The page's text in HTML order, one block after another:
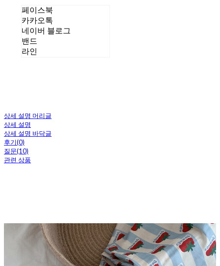
페이스북
카카오톡
네이버 블로그
밴드
라인
상세 설명 머리글
상세 설명
상세 설명 바닥글
후기(0)
질문(10)
관련 상품